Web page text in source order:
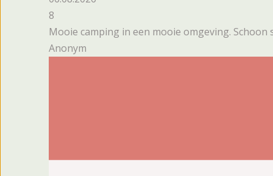
8
Mooie camping in een mooie omgeving.
Anonym